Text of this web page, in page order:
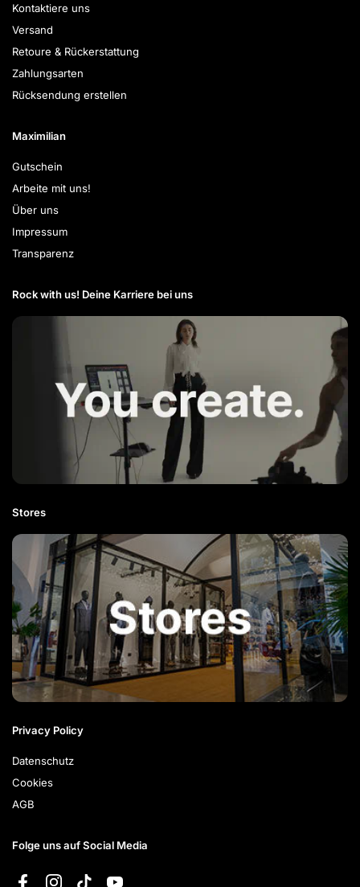
Kontaktiere uns
Versand
Retoure & Rückerstattung
Zahlungsarten
Rücksendung erstellen
Maximilian
Gutschein
Arbeite mit uns!
Über uns
Impressum
Transparenz
Rock with us! Deine Karriere bei uns​
Stores
Privacy Policy
Datenschutz
Cookies
AGB
Folge uns auf Social Media